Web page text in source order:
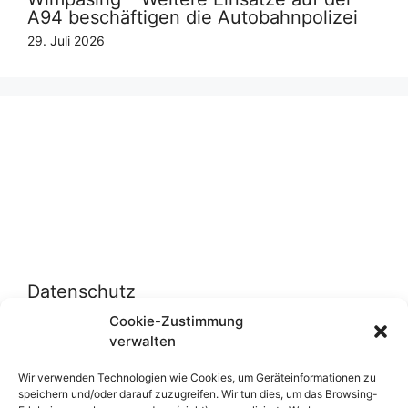
Cookie-Zustimmung
verwalten
Wir verwenden Technologien wie Cookies, um Geräteinformationen zu
speichern und/oder darauf zuzugreifen. Wir tun dies, um das Browsing-
A94 beschäftigen die Autobahnpolizei
29. Juli 2026
Datenschutz
Datenschutzerklärung
Cookie-Richtlinie (EU)